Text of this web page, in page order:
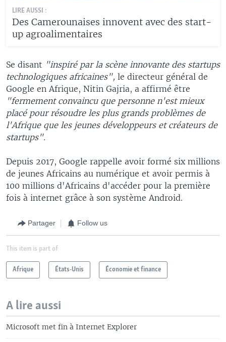
LIRE AUSSI :
Des Camerounaises innovent avec des start-
up agroalimentaires
Se disant "inspiré par la scène innovante des startups
technologiques africaines", le directeur général de
Google en Afrique, Nitin Gajria, a affirmé être
"fermement convaincu que personne n'est mieux
placé pour résoudre les plus grands problèmes de
l'Afrique que les jeunes développeurs et créateurs de
startups".
Depuis 2017, Google rappelle avoir formé six millions
de jeunes Africains au numérique et avoir permis à
100 millions d'Africains d'accéder pour la première
fois à internet grâce à son système Android.
Partager Follow us
This item is part of
Afrique États-Unis Économie et finance
A lire aussi
Microsoft met fin à Internet Explorer